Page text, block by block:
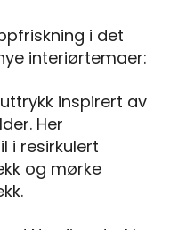
i det
interiørtemaer:
inspirert av
Her
i resirkulert
og mørke